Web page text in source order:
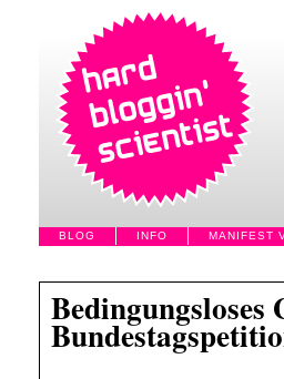
BLOG INFO MANIFEST